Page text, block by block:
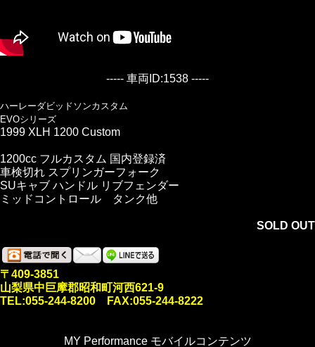
----- 車両ID:1538 -----
ハーレーダビッドソンカスタム
EVOシリーズ
1999 XLH 1200 Custom
1200cc フルカスタム 国内登録済
車検切れ スプリンガーフォーク
SUキャブ ハンドル リブフェンダー
ミッドコントロール タンク他
SOLD OUT
〒409-3851
山梨県中巨摩郡昭和町河西621-9
TEL:055-244-8200 FAX:055-244-8222
MY Performance モバイルコンテンツ